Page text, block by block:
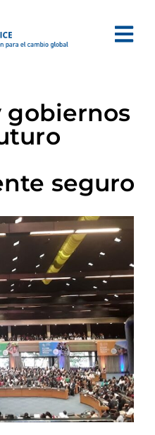
gobiernos
seguro